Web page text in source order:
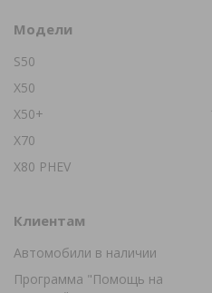
Модели
S50
X50
X50+
X70
X80 PHEV
Клиентам
Автомобили в наличии
Программа "Помощь на